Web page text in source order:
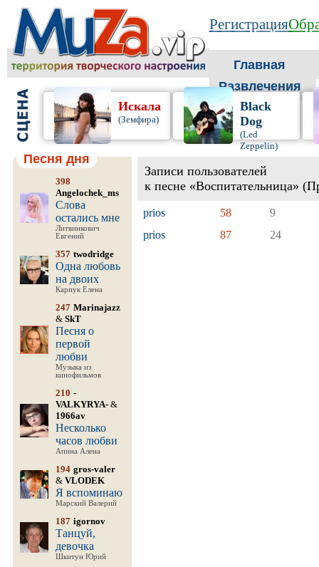
Регистрация
Главная
Развлечения
Искала
(Земфира)
Black
Dog
(Led
Zeppelin)
Песня дня
398
Angelochek_ms
Слова
остались мне
Литвинкович
Евгений
357 twodridge
Одна любовь
на двоих
Карпук Елена
247 Marinajazz
& SkT
Песня о
первой
любви
Музыка из
кинофильмов
210 -
VALKYRYA- &
1966av
Несколько
часов любви
Апина Алена
194 gros-valer
& VLODEK
Я вспоминаю
Марский Валерий
187 igornov
Танцуй,
девочка
Шкитун Юрий
Записи пользователей
к песне «Воспитательница»
prios 58
9
prios
87 24